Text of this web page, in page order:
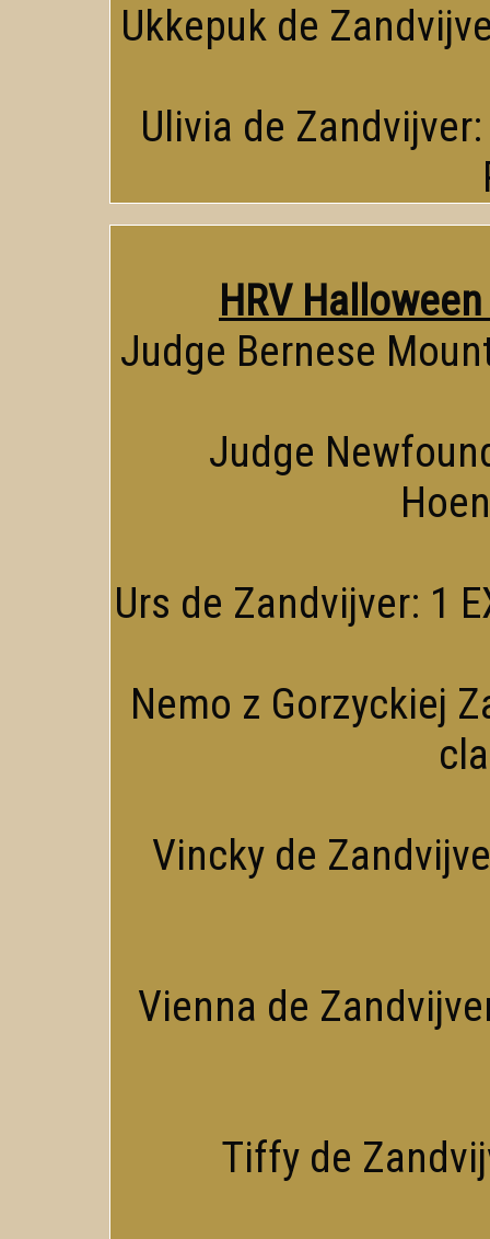
Ukkepuk de
Ulivia de
HRV
Judge Bernese
Judge
Urs de Zandvijver: 1
Nemo z Gorzyckiej
Vincky de
Vienna de
Tiffy de